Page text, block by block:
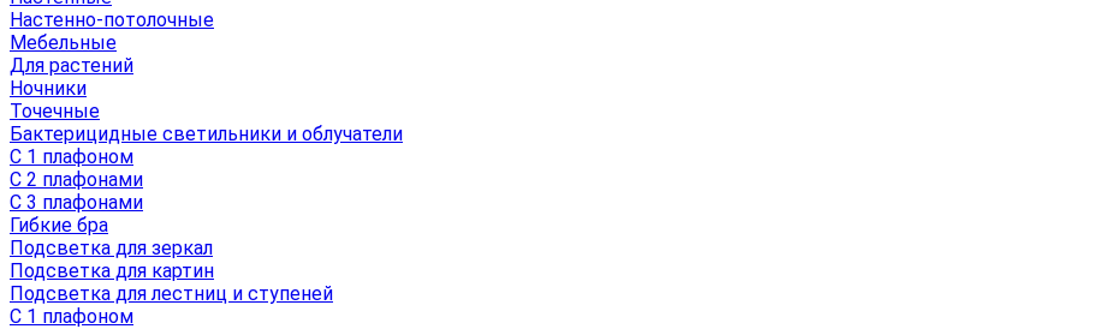
Настенно-потолочные
Мебельные
Для растений
Ночники
Точечные
Бактерицидные светильники и облучатели
С 1 плафоном
С 2 плафонами
С 3 плафонами
Гибкие бра
Подсветка для зеркал
Подсветка для картин
Подсветка для лестниц и ступеней
С 1 плафоном